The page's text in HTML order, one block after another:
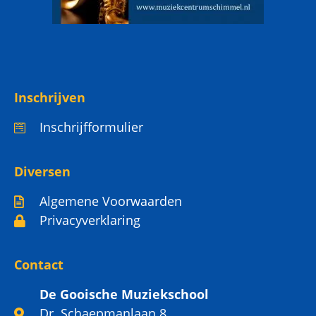
Inschrijven
Inschrijfformulier
Diversen
Algemene Voorwaarden
Privacyverklaring
Contact
De Gooische Muziekschool